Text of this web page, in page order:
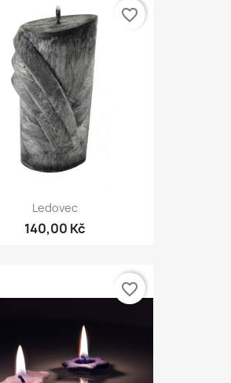
Ledovec
140,00 Kč
favorite_border
favorite_border